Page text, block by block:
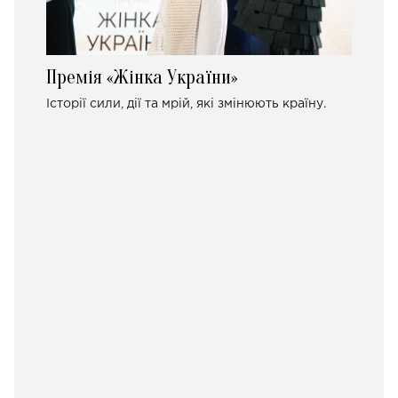
Премія «Жінка України»
Історії сили, дії та мрій, які змінюють країну.